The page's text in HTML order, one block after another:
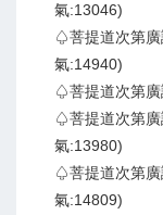
氣:13046)
♤菩提道次第廣
氣:14940)
♤菩提道次第
♤菩提道次第
氣:13980)
♤菩提道次第廣
氣:14809)